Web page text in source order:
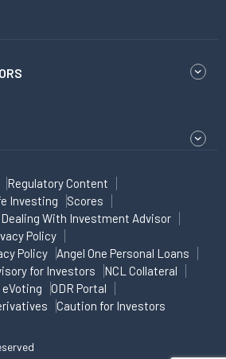
Regulatory Content
Investing
Scores
With Investment Advisor
Policy
Policy
Angel One Personal Loans
for Investors
NCL Collateral
eVoting
ODR Portal
Caution for Investors